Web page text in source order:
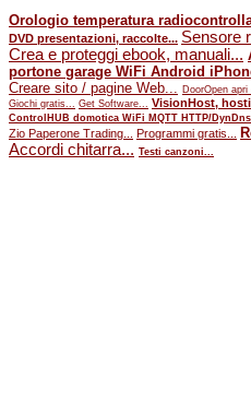
Orologio temperatura
DVD presentazioni, raccolte... Sensore
Crea e proteggi ebook, manuali...
portone garage WiFi Android
Creare sito / pagine Web... DoorOpen
Giochi gratis... Get Software... VisionHost,
ControlHUB domotica WiFi MQTT HTTP/DynDns
Zio Paperone Trading... Programmi gratis...
Accordi chitarra... Testi canzoni...